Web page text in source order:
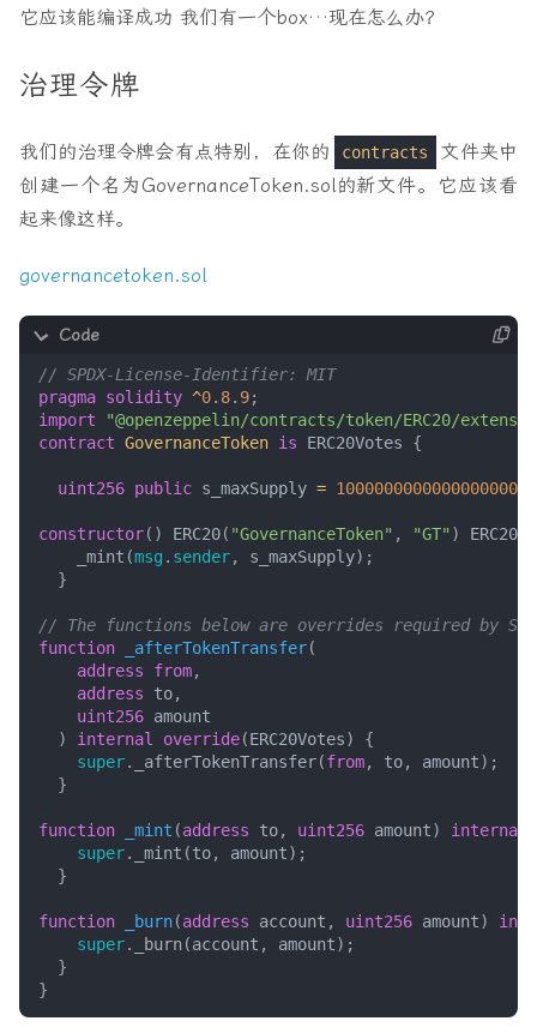
它应该能编译成功 我们有一个box…现在怎么办？
治理令牌
我们的治理令牌会有点特别，在你的 contracts
文件夹中
创建一个名为GovernanceToken.sol的新文件。它应该看
起来像这样。
governancetoken.sol
pragma solidity ^0. 8. 9;
import
"@openzeppelin/contracts/token/ERC20/
contract GovernanceToken is ERC20Votes {
uint256 public s_maxSupply =
constructor() ERC20( "GovernanceToken" , "GT" )
_mint (msg . sender, s_maxSupply);
}
function _afterTokenTransfer(
address
from,
address
to,
uint256 amount
)
internal override(ERC20Votes)
{
super. _afterTokenTransfer(from, to, amount);
}
function _mint (address to, uint256 amount)
internal
super. _mint (to, amount);
}
function _burn(address account , uint256 amount)
super. _burn(account , amount);
}
}